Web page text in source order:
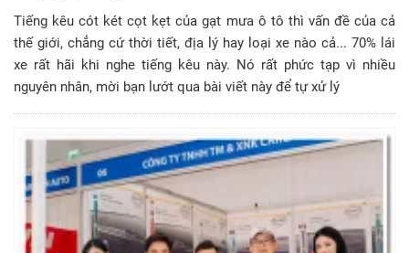
Tiếng kêu cót két cọt kẹt của gạt mưa ô tô thì vấn đề của cả
thế giới, chẳng cứ thời tiết, địa lý hay loại xe nào cả... 70% lái
xe rất hãi khi nghe tiếng kêu này. Nó rất phức tạp vì nhiều
nguyên nhân, mời bạn lướt qua bài viết này để tự xử lý